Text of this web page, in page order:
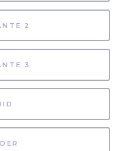
2
3